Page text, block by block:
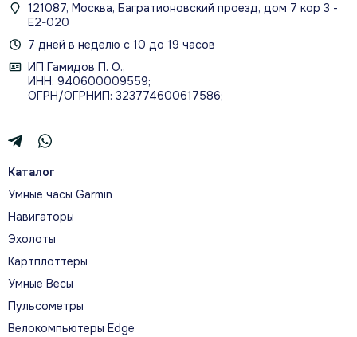
ДИСТАНЦИИ, ТЕМПА И СКОРОСТИ
О МОДЕЛИ
ТРЕНИРУЙТЕСЬ УМНЕЕ
Ты не просто бежишь. Вы вышли за рамки этого.
Вот почему вам нужны Forerunner 165 —
специально созданные смарт-часы для бега с GPS и
GPS, которые помогут вам достичь ваших целей с
помощью персонализированных адаптивных планов
тренировок и яркого дисплея, отображающего ваш
прогресс.
121087, Москва, Багратионовский проезд, дом 7 кор 3 -
Е2-020
7 дней в неделю с 10 до 19 часов
ИП Гамидов П. О.,
ИНН: 940600009559;
ОГРН/ОГРНИП: 323774600617586;
Каталог
Умные часы Garmin
Навигаторы
Эхолоты
Картплоттеры
Умные Весы
Пульсометры
Велокомпьютеры Edge